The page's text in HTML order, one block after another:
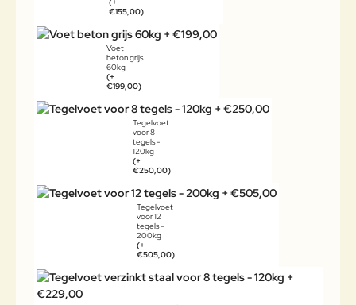
(+
€155,00)
Voet
beton grijs
60kg
(+
€199,00)
Tegelvoet
voor 8
tegels -
120kg
(+
€250,00)
Tegelvoet
voor 12
tegels -
200kg
(+
€505,00)